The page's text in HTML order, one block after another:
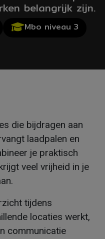
belangrijk zijn.
Mbo niveau 3
die bijdragen aan
laadpalen en
je praktisch
veel vrijheid in je
tijdens
locaties werkt,
communicatie